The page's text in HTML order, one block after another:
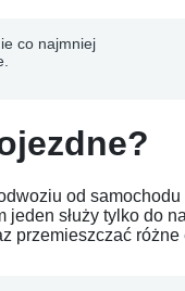
co najmniej
od
służy tylko do
przemieszczać różne